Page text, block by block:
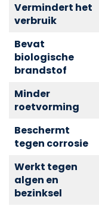
Vermindert het
verbruik
Bevat
biologische
brandstof
Minder
roetvorming
Beschermt
tegen corrosie
Werkt tegen
algen en
bezinksel